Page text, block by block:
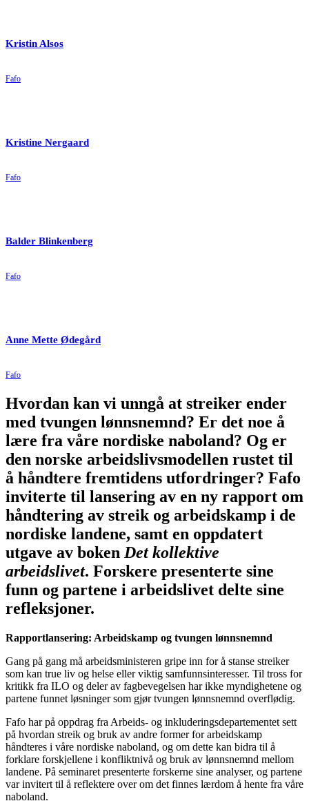
Kristin Alsos
Fafo
Kristine Nergaard
Fafo
Balder Blinkenberg
Fafo
Anne Mette Ødegård
Fafo
Hvordan kan vi unngå at streiker ender
med tvungen lønnsnemnd? Er det noe å
lære fra våre nordiske naboland? Og er
den norske arbeidslivsmodellen rustet til
å håndtere fremtidens utfordringer? Fafo
inviterte til lansering av en ny rapport om
håndtering av streik og arbeidskamp i de
nordiske landene, samt en oppdatert
utgave av boken Det kollektive
arbeidslivet. Forskere presenterte sine
funn og partene i arbeidslivet delte sine
refleksjoner.
Rapportlansering: Arbeidskamp og tvungen lønnsnemnd
Gang på gang må arbeidsministeren gripe inn for å stanse streiker
som kan true liv og helse eller viktig samfunnsinteresser. Til tross for
kritikk fra ILO og deler av fagbevegelsen har ikke myndighetene og
partene funnet løsninger som gjør tvungen lønnsnemnd overflødig.
Fafo har på oppdrag fra Arbeids- og inkluderingsdepartementet sett
på hvordan streik og bruk av andre former for arbeidskamp
håndteres i våre nordiske naboland, og om dette kan bidra til å
forklare forskjellene i konfliktnivå og bruk av lønnsnemnd mellom
landene. På seminaret presenterte forskerne sine analyser, og partene
var invitert til å reflektere over om det finnes lærdom å hente fra våre
naboland.